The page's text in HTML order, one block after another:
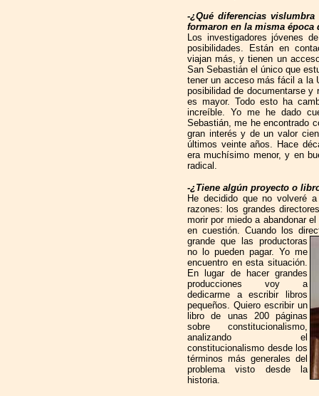
-¿Qué diferencias
formaron en la misma época
Los investigadores jóvenes
posibilidades. Están en
viajan más, y tienen un
San Sebastián el único que
tener un acceso más fácil a la
posibilidad de documentarse y
es mayor. Todo esto ha
increíble. Yo me he dado
Sebastián, me he encontrado
gran interés y de un valor
últimos veinte años. Hace
era muchísimo menor, y en
radical.
-¿Tiene algún proyecto o
He decidido que no volveré
razones: los grandes
morir por miedo a abandonar
en cuestión. Cuando los
grande que las productoras
no lo pueden pagar. Yo me
encuentro en esta situación.
En lugar de hacer grandes
producciones voy a
dedicarme a escribir libros
pequeños. Quiero escribir un
libro de unas 200 páginas
sobre constitucionalismo,
analizando el
constitucionalismo desde los
términos más generales del
problema visto desde la
historia.